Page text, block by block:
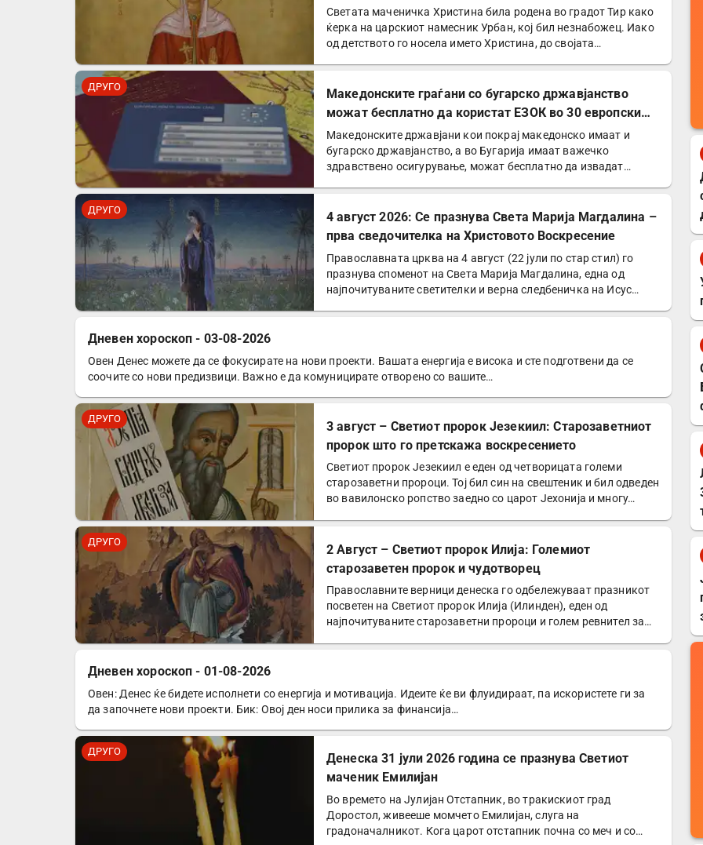
Светата маченичка Христина била родена во градот Тир како
ќерка на царскиот намесник Урбан, кој бил незнабожец. Иако
од детството го носела името Христина, до својата…
ДРУГО
Mакедонските граѓани со бугарско државјанство
можат бесплатно да користат ЕЗОК во 30 европски
земји
Македонските државјани кои покрај македонско имаат и
бугарско државјанство, а во Бугарија имаат важечко
здравствено осигурување, можат бесплатно да извадат
ДРУГО
4 август 2026: Се празнува Света Марија Магдалина –
прва сведочителка на Христовото Воскресение
Православната црква на 4 август (22 јули по стар стил) го
празнува споменот на Света Марија Магдалина, една од
најпочитуваните светителки и верна следбеничка на Исус…
ДРУГО
Дневен хороскоп - 03-08-2026
Овен Денес можете да се фокусирате на нови проекти. Вашата енергија е висока и сте подготвени да се
соочите со нови предизвици. Важно е да комуницирате отворено со вашите…
ДРУГО
3 август – Светиот пророк Језекиил: Старозаветниот
пророк што го претскажа воскресението
Светиот пророк Језекиил е еден од четворицата големи
старозаветни пророци. Тој бил син на свештеник и бил одведен
во вавилонско ропство заедно со царот Јехонија и многу…
ДРУГО
2 Август – Светиот пророк Илија: Големиот
старозаветен пророк и чудотворец
Православните верници денеска го одбележуваат празникот
посветен на Светиот пророк Илија (Илинден), еден од
најпочитуваните старозаветни пророци и голем ревнител за…
ДРУГО
Дневен хороскоп - 01-08-2026
Овен: Денес ќе бидете исполнети со енергија и мотивација. Идеите ќе ви флуидираат, па искористете ги за
да започнете нови проекти. Бик: Овој ден носи прилика за финансија…
ДРУГО
Денеска 31 јули 2026 година се празнува Светиот
маченик Емилијан
Во времето на Јулијан Отстапник, во тракискиот град
Доростол, живееше момчето Емилијан, слуга на
градоначалникот. Кога царот отстапник почна со меч и со